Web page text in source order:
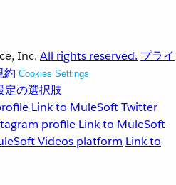
Inc. All rights reserved. プライ
約 Cookies Settings
定の選択肢
Link to MuleSoft Twitter
profile Link to MuleSoft
Videos platform Link to